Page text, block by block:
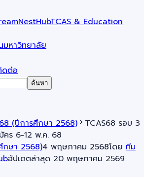
TCAS & Education
มหาวิทยาลัย
ต่อ
ค้นหา
(ปีการศึกษา 2568)
TCAS68 รอบ 3
คร 6-12 พ.ค. 68
กษา 2568)4 พฤษภาคม 2568โดย ทีม
อัปเดตล่าสุด 20 พฤษภาคม 2569